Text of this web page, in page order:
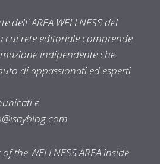
dell' AREA WELLNESS del
cui rete editoriale comprende
indipendente che
di appassionati ed esperti
e
the WELLNESS AREA inside